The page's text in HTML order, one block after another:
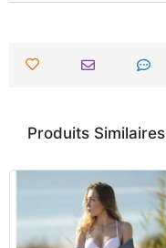
Produits Similaires